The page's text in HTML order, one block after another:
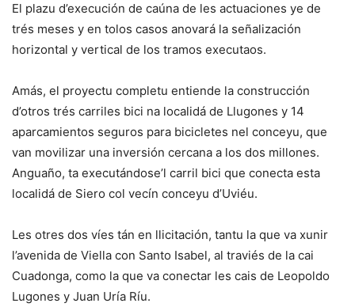
El plazu d’execución de caúna de les actuaciones ye de
trés meses y en tolos casos anovará la señalización
horizontal y vertical de los tramos executaos.
Amás, el proyectu completu entiende la construcción
d’otros trés carriles bici na localidá de Llugones y 14
aparcamientos seguros para bicicletes nel conceyu, que
van movilizar una inversión cercana a los dos millones.
Anguaño, ta executándose’l carril bici que conecta esta
localidá de Siero col vecín conceyu d’Uviéu.
Les otres dos víes tán en llicitación, tantu la que va xunir
l’avenida de Viella con Santo Isabel, al traviés de la cai
Cuadonga, como la que va conectar les cais de Leopoldo
Lugones y Juan Uría Ríu.